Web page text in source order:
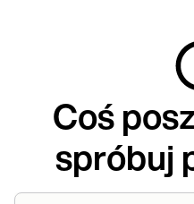
Coś
spróbuj